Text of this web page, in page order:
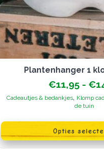
plantenhanger 1
€11,95 - €
Cadeautjes & bedankjes, Klomp
de tuin
Opties
product
heeft
meerdere
variaties.